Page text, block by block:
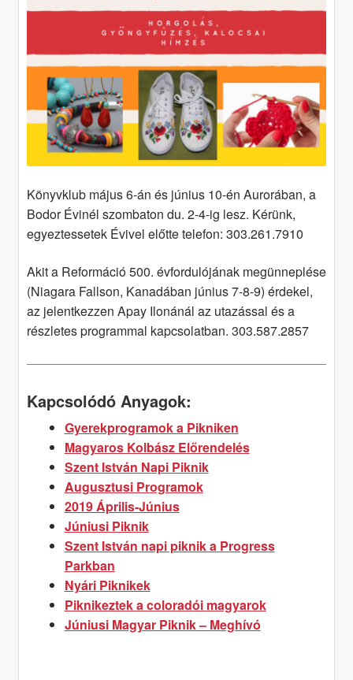
Könyvklub május 6-án és június 10-én Aurorában, a
Bodor Évinél szombaton du. 2-4-ig lesz. Kérünk,
egyeztessetek Évivel előtte telefon: 303.261.7910
Akit a Reformáció 500. évfordulójának megünneplése
(Niagara Fallson, Kanadában június 7-8-9) érdekel,
az jelentkezzen Apay Ilonánál az utazással és a
részletes programmal kapcsolatban. 303.587.2857
Kapcsolódó Anyagok:
Gyerekprogramok a Pikniken
Magyaros Kolbász Előrendelés
Szent István Napi Piknik
Augusztusi Programok
2019 Április-Június
Júniusi Piknik
Szent István napi piknik a Progress
Parkban
Nyári Piknikek
Piknikeztek a coloradói magyarok
Júniusi Magyar Piknik – Meghívó